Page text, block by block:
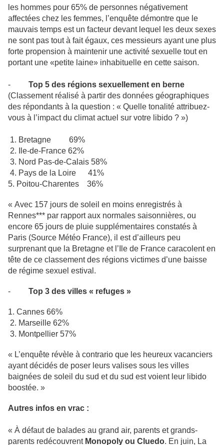
les hommes pour 65% de personnes négativement
affectées chez les femmes, l’enquête démontre que le
mauvais temps est un facteur devant lequel les deux sexes
ne sont pas tout à fait égaux, ces messieurs ayant une plus
forte propension à maintenir une activité sexuelle tout en
portant une «petite laine» inhabituelle en cette saison.
- Top 5 des régions sexuellement en berne
(Classement réalisé à partir des données géographiques
des répondants à la question : « Quelle tonalité attribuez-
vous à l’impact du climat actuel sur votre libido ? »)
1. Bretagne 69%
2. Ile-de-France 62%
3. Nord Pas-de-Calais 58%
4. Pays de la Loire 41%
5. Poitou-Charentes 36%
« Avec 157 jours de soleil en moins enregistrés à
Rennes*** par rapport aux normales saisonnières, ou
encore 65 jours de pluie supplémentaires constatés à
Paris (Source Météo France), il est d’ailleurs peu
surprenant que la Bretagne et l’Ile de France caracolent en
tête de ce classement des régions victimes d’une baisse
de régime sexuel estival.
- Top 3 des villes « refuges »
1. Cannes 66%
2. Marseille 62%
3. Montpellier 57%
« L’enquête révèle à contrario que les heureux vacanciers
ayant décidés de poser leurs valises sous les villes
baignées de soleil du sud et du sud est voient leur libido
boostée. »
Autres infos en vrac :
« À défaut de balades au grand air, parents et grands-
parents redécouvrent Monopoly ou Cluedo. En juin, La